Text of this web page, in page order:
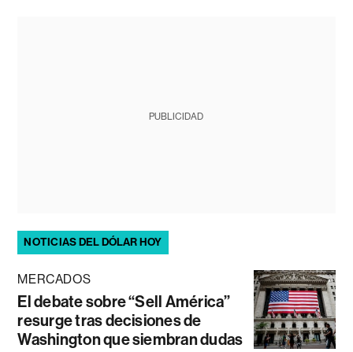
PUBLICIDAD
NOTICIAS DEL DÓLAR HOY
MERCADOS
El debate sobre “Sell América”
resurge tras decisiones de
Washington que siembran dudas